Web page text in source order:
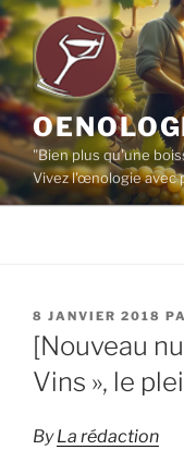
Aller
au
contenu
principal
"Bien plus qu'une
Vivez l'œnologie avec
PUBLIÉ
LE
8 JANVIER 2018
[Nouveau
Vins », le
ByLa rédaction